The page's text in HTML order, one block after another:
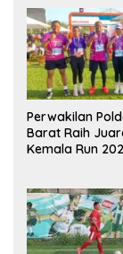
Perwakilan
Barat Raih
Kemala Run